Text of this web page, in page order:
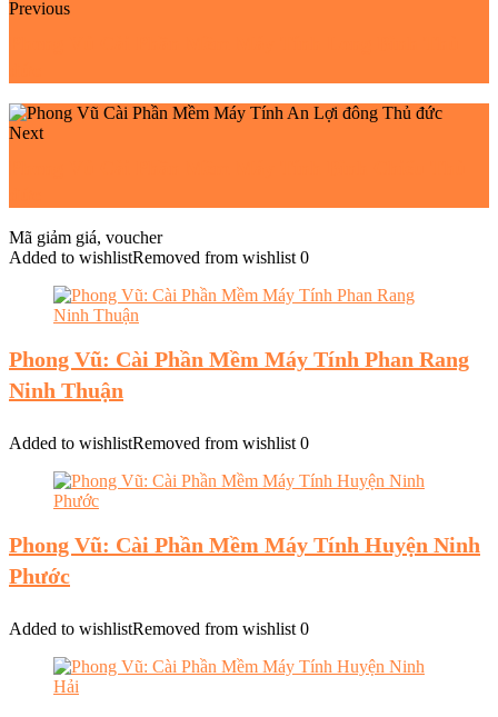
Previous
Next
Mã giảm giá, voucher
Added to wishlistRemoved from wishlist 0
Phong Vũ: Cài Phần Mềm Máy Tính Phan Rang
Ninh Thuận
Added to wishlistRemoved from wishlist 0
Phong Vũ: Cài Phần Mềm Máy Tính Huyện Ninh
Phước
Added to wishlistRemoved from wishlist 0